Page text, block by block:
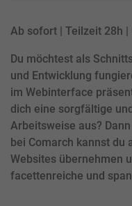
Ab sofort | Teilzeit 28h |
Du möchtest als
und Entwicklung
im Webinterface
dich eine sorgfältige
Arbeitsweise aus?
bei Comarch kannst
Websites übernehmen
facettenreiche und